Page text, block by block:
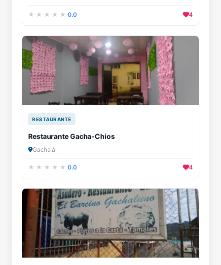
0.0 4
RESTAURANTE
Restaurante Gacha-Chios
Gachalá
0.0 4